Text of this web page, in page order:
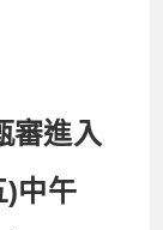
審進入
)中午